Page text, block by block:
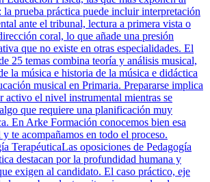
la prueba práctica puede incluir interpretación
ante el tribunal, lectura a primera vista o
coral, lo que añade una presión
que no existe en otras especialidades. El
25 temas combina teoría y análisis musical,
la música e historia de la música e didáctica
musical en Primaria. Prepararse implica
activo el nivel instrumental mientras se
que requiere una planificación muy
En Arke Formación conocemos bien esa
te acompañamos en todo el proceso.
TerapéuticaLas oposiciones de Pedagogía
destacan por la profundidad humana y
exigen al candidato. El caso práctico, eje